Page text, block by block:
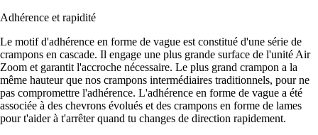
Adhérence et rapidité
Le motif d'adhérence en forme de vague est constitué d'une série de
crampons en cascade. Il engage une plus grande surface de l'unité Air
Zoom et garantit l'accroche nécessaire. Le plus grand crampon a la
même hauteur que nos crampons intermédiaires traditionnels, pour ne
pas compromettre l'adhérence. L'adhérence en forme de vague a été
associée à des chevrons évolués et des crampons en forme de lames
pour t'aider à t'arrêter quand tu changes de direction rapidement.